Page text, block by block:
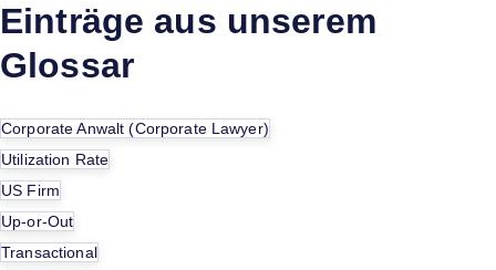
Einträge aus unserem
Glossar
Corporate Anwalt (Corporate Lawyer)
Utilization Rate
US Firm
Up-or-Out
Transactional